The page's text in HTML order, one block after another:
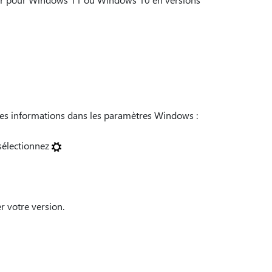
informations dans les paramètres Windows :
votre version.